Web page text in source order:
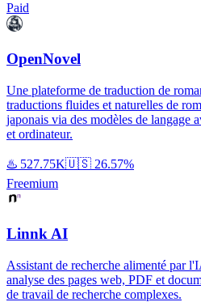
Paid
OpenNovel
Une plateforme de traduction de
traductions fluides et naturelles de
japonais via des modèles de langage
et ordinateur.
♨️ 527.75K🇺🇸 26.57%
Freemium
Linnk AI
Assistant de recherche alimenté par
analyse des pages web, PDF et
de travail de recherche complexes.